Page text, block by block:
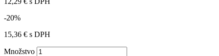
-20%
15,36 € s DPH
Množstvo